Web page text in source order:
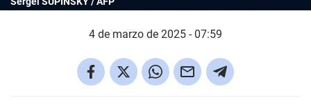
4 de marzo de 2025 - 07:59